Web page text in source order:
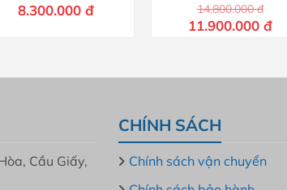
8.300.000 đ 14.800.000đ
Giá
gốc
11.900.000 đGiá
hiện
Cầu Giấy,
CHÍNH SÁCH
Chính sách vận chuyển